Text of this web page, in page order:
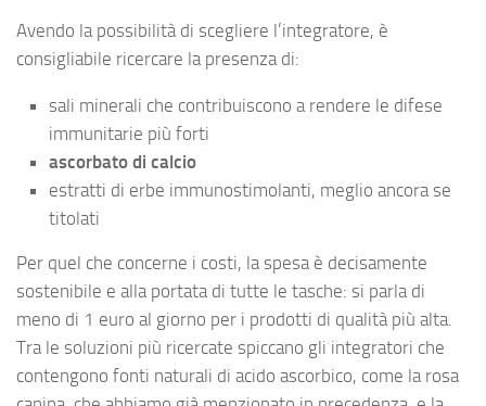
Avendo la possibilità di scegliere l’integratore, è
consigliabile ricercare la presenza di:
sali minerali che contribuiscono a rendere le difese
immunitarie più forti
ascorbato di calcio
estratti di erbe immunostimolanti, meglio ancora se
titolati
Per quel che concerne i costi, la spesa è decisamente
sostenibile e alla portata di tutte le tasche: si parla di
meno di 1 euro al giorno per i prodotti di qualità più alta.
Tra le soluzioni più ricercate spiccano gli integratori che
contengono fonti naturali di acido ascorbico, come la rosa